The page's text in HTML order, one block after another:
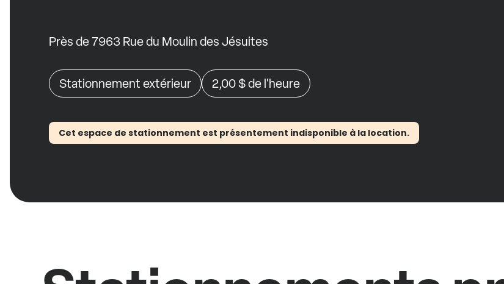
Près de 7963 Rue du Moulin des Jésuites
Stationnement extérieur 2,00 $de l'heure
Cet espace de stationnement est présentement indisponible à la location.